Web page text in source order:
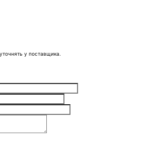
у поставщика.